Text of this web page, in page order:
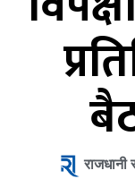
राजधानी